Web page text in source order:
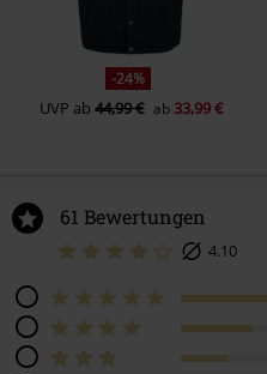
-24%
UVP ab44,99 € ab33,99 €
61 Bewertungen
4.10